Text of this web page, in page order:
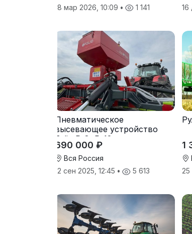
18 мар 2026, 10:09 • 1 141
16
Пневматическое
высевающее устройство
Folio R-8, R-12
690 000 ₽
Вся Россия
12 сен 2025, 12:45 • 5 613
1
25